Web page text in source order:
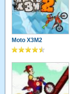
Moto X3M2